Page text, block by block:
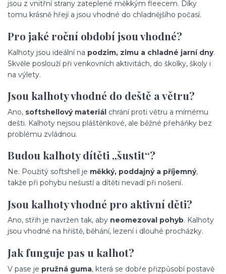
jsou z vnitřní strany zateplené měkkým fleecem. Díky
tomu krásně hřejí a jsou vhodné do chladnějšího počasí.
Pro jaké roční období jsou vhodné?
Kalhoty jsou ideální na podzim, zimu a chladné jarní dny.
Skvěle poslouží při venkovních aktivitách, do školky, školy i
na výlety.
Jsou kalhoty vhodné do deště a větru?
Ano, softshellový materiál chrání proti větru a mírnému
dešti. Kalhoty nejsou pláštěnkové, ale běžné přeháňky bez
problému zvládnou.
Budou kalhoty dítěti „šustit“?
Ne. Použitý softshell je měkký, poddajný a příjemný,
takže při pohybu nešustí a dítěti nevadí při nošení.
Jsou kalhoty vhodné pro aktivní děti?
Ano, střih je navržen tak, aby neomezoval pohyb. Kalhoty
jsou vhodné na hřiště, běhání, lezení i dlouhé procházky.
Jak funguje pas u kalhot?
V pase je pružná guma, která se dobře přizpůsobí postavě